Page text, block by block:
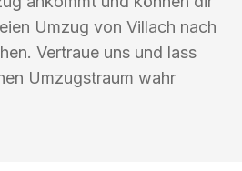
Umzug von Villach nach
Vertraue uns und lass
Umzugstraum wahr